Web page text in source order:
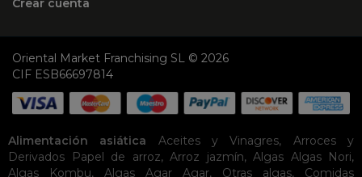
Crear cuenta
Oriental Market Franchising SL © 2026
CIF ESB66697814
Alimentación asiática Aceites y Vinagres, Arroces y
Derivados
Papel de arroz, Arroz jazmín, Algas Algas Nori,
Algas Kombu, Algas Agar Agar, Otras algas, Comidas